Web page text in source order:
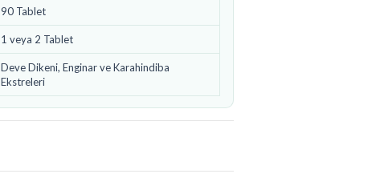
90 Tablet
1 veya 2 Tablet
Deve Dikeni, Enginar ve Karahindiba
Ekstreleri